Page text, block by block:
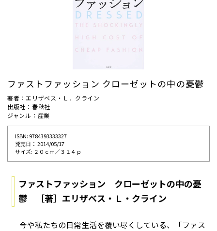
ファストファッション クローゼットの中の憂鬱
著者：エリザベス・Ｌ．クライン
出版社：春秋社
ジャンル：産業
ISBN: 9784393333327
発売⽇： 2014/05/17
サイズ: ２０ｃｍ／３１４ｐ
ファストファッション クローゼットの中の憂
鬱 ［著］エリザベス・Ｌ・クライン
今や私たちの日常生活を覆い尽くしている、「ファス